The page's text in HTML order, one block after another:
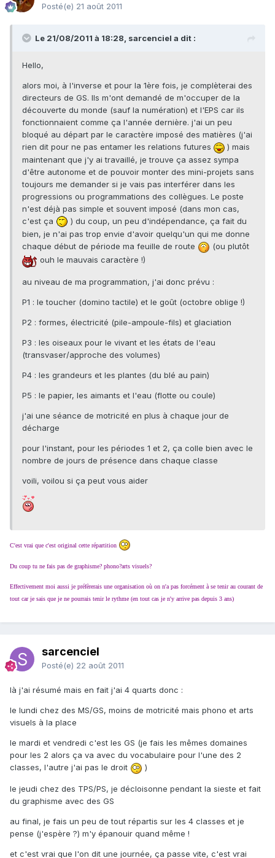
Posté(e) 21 août 2011
Le 21/08/2011 à 18:28, sarcenciel a dit :
Hello,
alors moi, à l'inverse et pour la 1ère fois, je complèterai des
directeurs de GS. Ils m'ont demandé de m'occuper de la
découverte du monde (sauf la numération) et l'EPS car ils
fonctionnaient comme ça l'année dernière. j'ai un peu
bloqué au départ par le caractère imposé des matières (j'ai
rien dit pour ne pas entamer les relations futures
) mais
maintenant que j'y ai travaillé, je trouve ça assez sympa
d'être autonome et de pouvoir monter des mini-projets sans
toujours me demander si je vais pas interférer dans les
progressions ou programmations des collègues. Le poste
n'est déjà pas simple et souvent imposé (dans mon cas,
c'est ça
) du coup, un peu d'indépendance, ça fait du
bien, je n'ai pas trop envie d'avoir quelqu'un qui me donne
chaque début de période ma feuille de route
(ou plutôt
ouh le mauvais caractère !)
au niveau de ma programmation, j'ai donc prévu :
P1 : le toucher (domino tactile) et le goût (octobre oblige !)
P2 : formes, électricité (pile-ampoule-fils) et glaciation
P3 : les oiseaux pour le vivant et les états de l'eau
(transvaser/approche des volumes)
P4 : les grandeurs et les plantes (du blé au pain)
P5 : le papier, les aimants et l'eau (flotte ou coule)
j'ai une séance de motricité en plus à chaque jour de
décharge
pour l'instant, pour les périodes 1 et 2, ça colle bien avec le
nombre de jours de présence dans chaque classe
voili, voilou si ça peut vous aider
C'est vrai que c'est original cette répartition
Du coup tu ne fais pas de graphisme? phono?arts visuels?
Effectivement moi aussi je préfèrerais une organisation où on n'a pas forcément à se tenir au courant de
tout car je sais que je ne pourrais tenir le rythme (en tout cas je n'y arrive pas depuis 3 ans)
sarcenciel
Posté(e) 22 août 2011
là j'ai résumé mais en fait j'ai 4 quarts donc :
le lundi chez des MS/GS, moins de motricité mais phono et arts
visuels à la place
le mardi et vendredi c'est les GS (je fais les mêmes domaines
pour les 2 alors ça va avec du vocabulaire pour l'une des 2
classes, l'autre j'ai pas le droit
)
le jeudi chez des TPS/PS, je décloisonne pendant la sieste et fait
du graphisme avec des GS
au final, je fais un peu de tout répartis sur les 4 classes et je
pense (j'espère ?) m'y épanouir quand même !
et c'est vrai que l'on dit une journée, ça passe vite, c'est vrai